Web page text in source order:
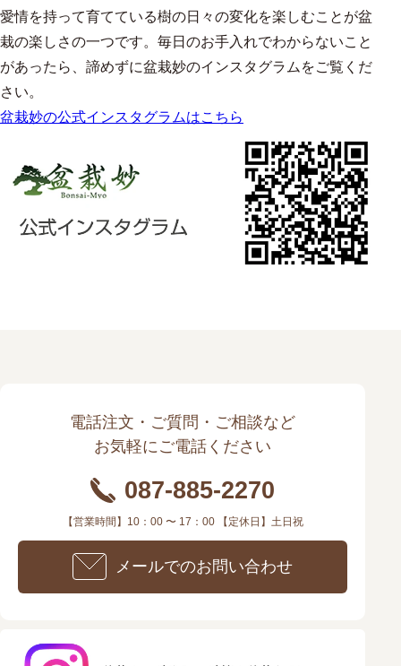
愛情を持って育てている樹の日々の変化を楽しむことが盆
栽の楽しさの一つです。毎日のお手入れでわからないこと
があったら、諦めずに盆栽妙のインスタグラムをご覧くだ
さい。
盆栽妙の公式インスタグラムはこちら
電話注文・ご質問・ご相談など
お気軽にご電話ください
087-885-2270
【営業時間】10：00 〜 17：00 【定休日】土日祝
メールでのお問い合わせ